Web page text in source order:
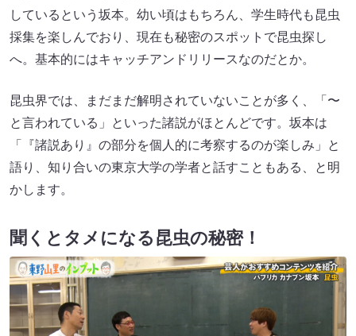
しているという坂本。幼い頃はもちろん、学生時代も昆虫
採集を楽しんでおり、現在も秘密のスポットで昆虫探し
へ。基本的にはキャッチアンドリリースなのだとか。
昆虫界では、まだまだ解明されていないことが多く、「〜
と言われている」といった諸説がほとんどです。坂本は
「『諸説あり』の部分を個人的に考察するのが楽しみ」と
語り、知り合いの東京大学の学者と話すこともある、と明
かします。
聞くとタメになる昆虫の秘密！